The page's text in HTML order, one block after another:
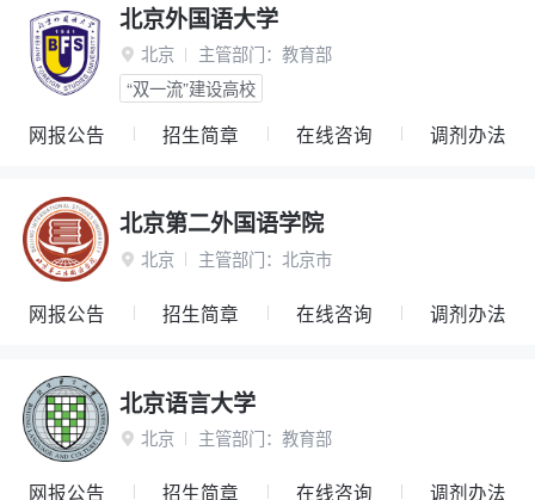
北京外国语大学
 北京 主管部门： 教育部
“双一流”建设高校
网报公告 招生简章 在线咨询 调剂办法
北京第二外国语学院
 北京 主管部门： 北京市
网报公告 招生简章 在线咨询 调剂办法
北京语言大学
 北京 主管部门： 教育部
网报公告 招生简章 在线咨询 调剂办法